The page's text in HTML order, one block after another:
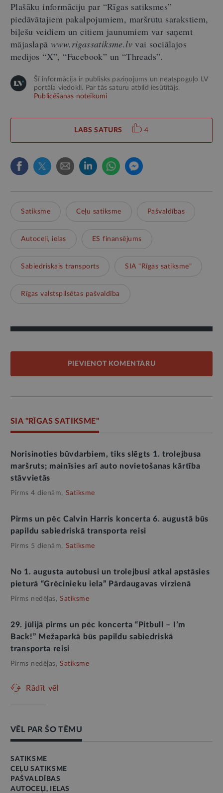
Plašāku informāciju par “Rīgas satiksmes”
piedāvātajiem pakalpojumiem, maršrutu sarakstiem,
biļešu veidiem un citiem jaunumiem var saņemt
mājaslapāwww.rigassatiksme.lv vai sociālajos
medijos “X”, “Facebook” un “Threads”.
Šī informācija ir publisks paziņojums un neatspoguļo LV
portāla viedokli. Par tās saturu atbild iesūtītājs.
Publicēšanas noteikumi
LABS SATURS 4
Satiksme Ceļu satiksme Pašvaldības
Autoceļi, ielas ES finansējums
Sabiedriskais transports SIA "Rīgas satiksme"
Rīgas valstspilsētas pašvaldība
PIEVIENOT KOMENTĀRU
SIA "RĪGAS SATIKSME"
Norisinoties būvdarbiem, tiks slēgts 1. trolejbusa
maršruts; mainīsies arī auto novietošanas kārtība
stāvvietās
Pirms 4 dienām, Satiksme
Pirms un pēc Calvin Harris koncerta 6. augustā būs
papildu sabiedriskā transporta reisi
Pirms 5 dienām, Satiksme
No 1. augusta autobusi un trolejbusi atkal apstāsies
pieturā “Grēcinieku iela” Pārdaugavas virzienā
Pirms nedēļas, Satiksme
29. jūlijā pirms un pēc koncerta “Pitbull – I’m
Back!” Mežaparkā būs papildu sabiedriskā
transporta reisi
Pirms nedēļas, Satiksme
Rādīt vēl
VĒL PAR ŠO TĒMU
SATIKSME
CEĻU SATIKSME
PAŠVALDĪBAS
AUTOCEĻI, IELAS